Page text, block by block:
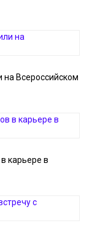
на Всероссийском
карьере в